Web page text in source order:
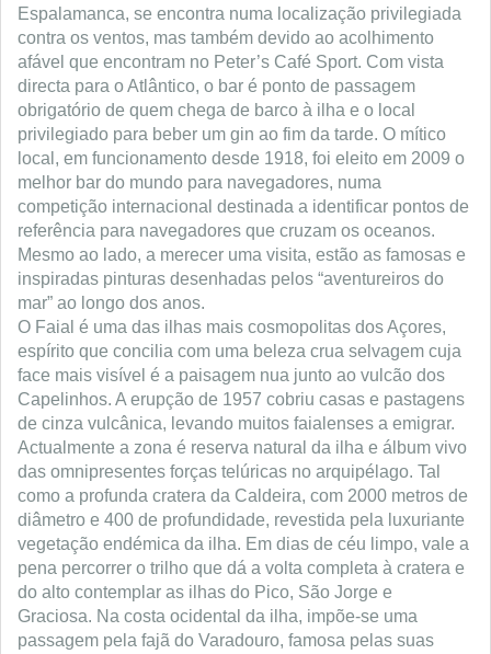
Espalamanca, se encontra numa localização privilegiada
contra os ventos, mas também devido ao acolhimento
afável que encontram no Peter’s Café Sport. Com vista
directa para o Atlântico, o bar é ponto de passagem
obrigatório de quem chega de barco à ilha e o local
privilegiado para beber um gin ao fim da tarde. O mítico
local, em funcionamento desde 1918, foi eleito em 2009 o
melhor bar do mundo para navegadores, numa
competição internacional destinada a identificar pontos de
referência para navegadores que cruzam os oceanos.
Mesmo ao lado, a merecer uma visita, estão as famosas e
inspiradas pinturas desenhadas pelos “aventureiros do
mar” ao longo dos anos.
O Faial é uma das ilhas mais cosmopolitas dos Açores,
espírito que concilia com uma beleza crua selvagem cuja
face mais visível é a paisagem nua junto ao vulcão dos
Capelinhos. A erupção de 1957 cobriu casas e pastagens
de cinza vulcânica, levando muitos faialenses a emigrar.
Actualmente a zona é reserva natural da ilha e álbum vivo
das omnipresentes forças telúricas no arquipélago. Tal
como a profunda cratera da Caldeira, com 2000 metros de
diâmetro e 400 de profundidade, revestida pela luxuriante
vegetação endémica da ilha. Em dias de céu limpo, vale a
pena percorrer o trilho que dá a volta completa à cratera e
do alto contemplar as ilhas do Pico, São Jorge e
Graciosa. Na costa ocidental da ilha, impõe-se uma
passagem pela fajã do Varadouro, famosa pelas suas